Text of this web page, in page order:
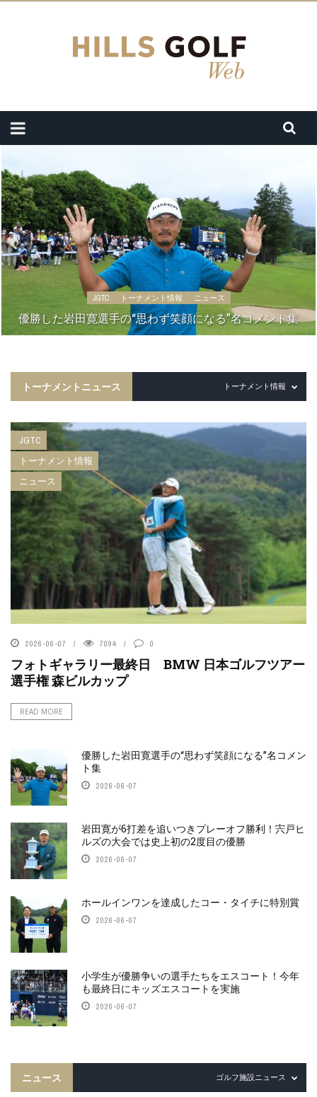
JGTC トーナメント情報 ニュース
優勝した岩田寛選手の“思わず笑顔になる”名コメント集
トーナメントニュース トーナメント情報
JGTC
トーナメント情報
ニュース
2026-06-07 7094 0
フォトギャラリー最終日 BMW 日本ゴルフツアー
選手権 森ビルカップ
READ MORE
優勝した岩田寛選手の“思わず笑顔になる”名コメン
ト集
2026-06-07
岩田寛が6打差を追いつきプレーオフ勝利！宍戸ヒ
ルズの大会では史上初の2度目の優勝
2026-06-07
ホールインワンを達成したコー・タイチに特別賞
2026-06-07
小学生が優勝争いの選手たちをエスコート！今年
も最終日にキッズエスコートを実施
2026-06-07
ニュース ゴルフ施設ニュース